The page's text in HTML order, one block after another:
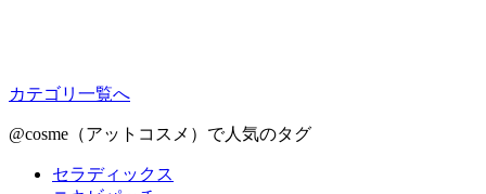
カテゴリ一覧へ
@cosme（アットコスメ）で人気のタグ
セラディックス